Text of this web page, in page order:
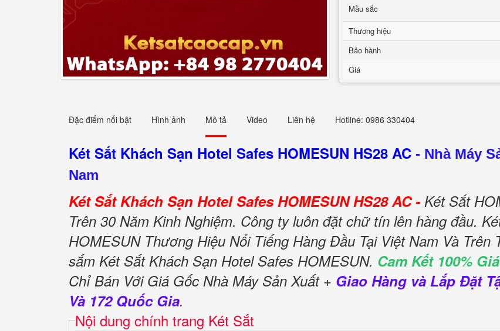
Mầu sắc
Thương hiệu
Bảo hành
Giá
Đặc điểm nổi bật Hình ảnh Mô tả Video Liên hệ Hotline: 0986 330404
Két Sắt Khách Sạn Hotel Safes HOMESUN HS28 AC - Nhà Máy
Nam
Két Sắt Khách Sạn Hotel Safes HOMESUN HS28 AC - Két Sắt
Trên 30 Năm Kinh Nghiệm. Công ty luôn đặt chữ tín lên hàng đầu.
HOMESUN Thương Hiệu Nổi Tiếng Hàng Đầu Tại Việt Nam Và Trên
sắm Két Sắt Khách Sạn Hotel Safes HOMESUN. Cam Kết 100%
Chỉ Bán Với Giá Gốc Nhà Máy Sản Xuất + Giao Hàng và Lắp Đặt
Và 172 Quốc Gia.
Nội dung chính trang Két Sắt